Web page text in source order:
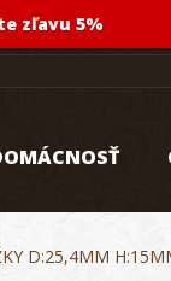
zľavu 5%
D:25,4MM